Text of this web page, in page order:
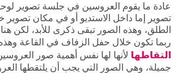
عادة ما يقوم العروسين في جلسة تصوير
تصوير إما داخل الاستديو أو في مكان تصوير
الطلق، وهذه الصور تبقى ذكرى للأبد، لكن
ربما تكون خلال حفل الزفاف في القاعة
التقاطها لأنها لها نفس أهمية صور
جميلة، وهي الصور التي يجب أن يلتقطها